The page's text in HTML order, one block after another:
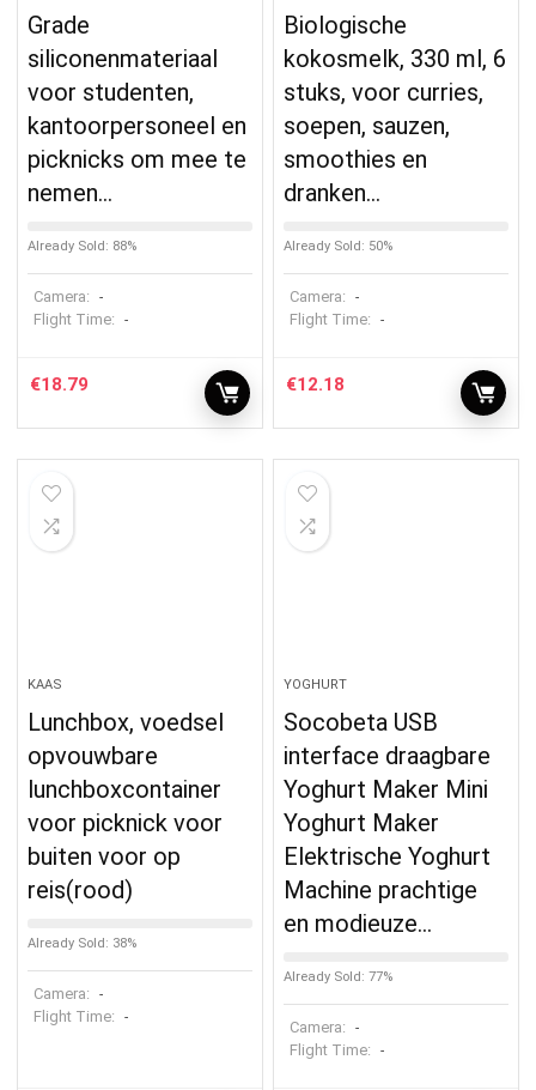
Grade
siliconenmateriaal
voor studenten,
kantoorpersoneel en
picknicks om mee te
nemen…
Already Sold: 88%
Camera: -
Flight Time: -
€18.79
Biologische
kokosmelk, 330 ml, 6
stuks, voor curries,
soepen, sauzen,
smoothies en
dranken…
Already Sold: 50%
Camera: -
Flight Time: -
€12.18
KAAS
Lunchbox, voedsel
opvouwbare
lunchboxcontainer
voor picknick voor
buiten voor op
reis(rood)
Already Sold: 38%
Camera: -
Flight Time: -
YOGHURT
Socobeta USB
interface draagbare
Yoghurt Maker Mini
Yoghurt Maker
Elektrische Yoghurt
Machine prachtige
en modieuze…
Already Sold: 77%
Camera: -
Flight Time: -